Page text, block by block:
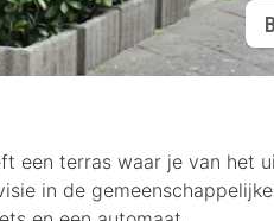
een terras waar je van het
in de